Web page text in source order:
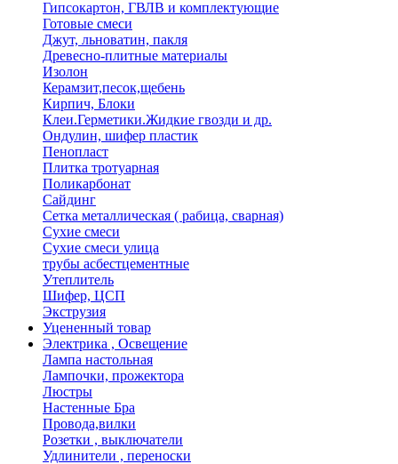
Гипсокартон, ГВЛВ и комплектующие
Готовые смеси
Джут, льноватин, пакля
Древесно-плитные материалы
Изолон
Керамзит,песок,щебень
Кирпич, Блоки
Клеи.Герметики.Жидкие гвозди и др.
Ондулин, шифер пластик
Пенопласт
Плитка тротуарная
Поликарбонат
Сайдинг
Сетка металлическая ( рабица, сварная)
Сухие смеси
Сухие смеси улица
трубы асбестцементные
Утеплитель
Шифер, ЦСП
Экструзия
Уцененный товар
Электрика , Освещение
Лампа настольная
Лампочки, прожектора
Люстры
Настенные Бра
Провода,вилки
Розетки , выключатели
Удлинители , переноски